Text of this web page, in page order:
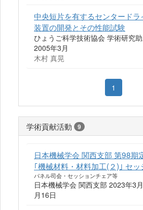
中央短片を有するセンタード
装置の開発とその性能試験
ひょうご科学技術協会 学術研究
2005年3月
木村 真晃
1
学術貢献活動 9
日本機械学会 関西支部 第98期
｢機械材料・材料加工(２)｣ セ
パネル司会・セッションチェア等
日本機械学会 関西支部 2023年3
月16日